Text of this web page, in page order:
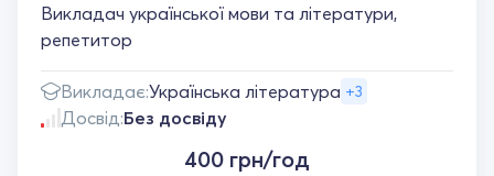
Викладач української мови та літератури,
репетитор
Викладає:Українська література +3
Досвід:Без досвіду
400 грн/год